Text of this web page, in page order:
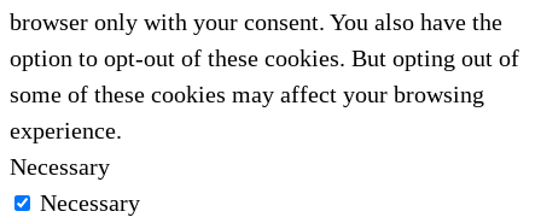
browser only with your consent. You also have the
option to opt-out of these cookies. But opting out of
some of these cookies may affect your browsing
experience.
Necessary
Necessary